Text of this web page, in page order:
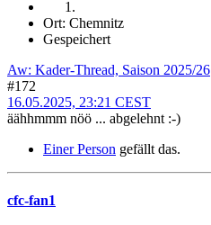
Ort: Chemnitz
Gespeichert
Aw: Kader-Thread, Saison 2025/26
#172
16.05.2025, 23:21 CEST
äähhmmm nöö ... abgelehnt :-)
Einer Person gefällt das.
cfc-fan1